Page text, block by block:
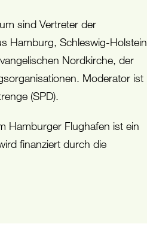
sind Vertreter der
Hamburg, Schleswig-Holstein
Nordkirche, der
Moderator ist
(SPD).
Hamburger Flughafen ist ein
finanziert durch die